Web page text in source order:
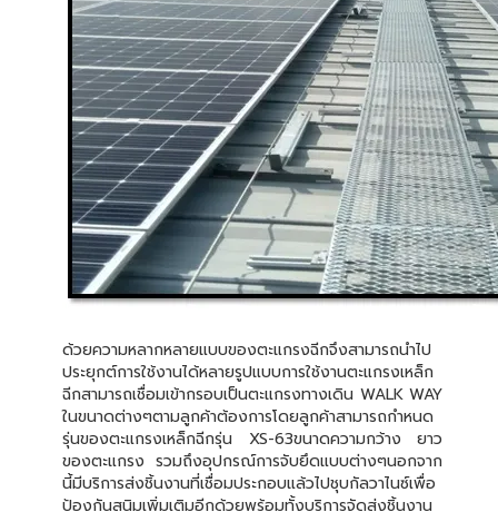
ด้วยความหลากหลายแบบของตะแกรงฉีกจึงสามารถนำไป
ประยุกต์การใช้งานได้หลายรูปแบบการใช้งานตะแกรงเหล็ก
ฉีกสามารถเชื่อมเข้ากรอบเป็นตะแกรงทางเดิน WALK WAY
ในขนาดต่างๆตามลูกค้าต้องการโดยลูกค้าสามารถกำหนด
รุ่นของตะแกรงเหล็กฉีกรุ่น XS-63ขนาดความกว้าง ยาว
ของตะแกรง รวมถึงอุปกรณ์การจับยึดแบบต่างๆนอกจาก
นี้มีบริการส่งชิ้นงานที่เชื่อมประกอบแล้วไปชุบกัลวาไนซ์เพื่อ
ป้องกันสนิมเพิ่มเติมอีกด้วยพร้อมทั้งบริการจัดส่งชิ้นงาน